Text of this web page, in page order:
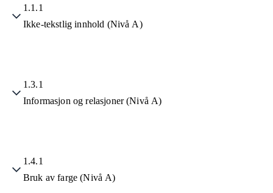
1.1.1
Ikke-tekstlig innhold (Nivå A)
1.3.1
Informasjon og relasjoner (Nivå A)
1.4.1
Bruk av farge (Nivå A)